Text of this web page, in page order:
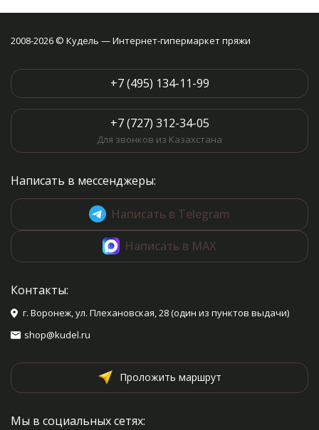
2008-2026 © Кудель — Интернет-гипермаркет пряжи
+7 (495) 134-11-99
+7 (727) 312-34-05
Для звонков из Казахстана
Написать в мессенджеры:
Написать в Telegram
Написать в MAX
Контакты:
г. Воронеж, ул. Плехановская, 28 (один из пунктов выдачи)
shop@kudel.ru
Проложить маршрут
Мы в социальных сетях: